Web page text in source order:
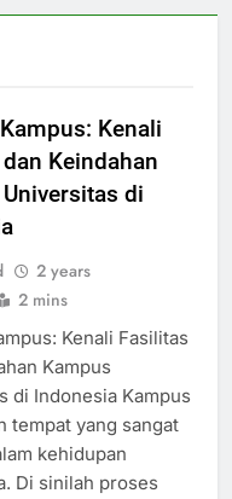
Kenali
Keindahan
di
2 years
2 mins
Kenali Fasilitas
Kampus
di Indonesia Kampus
tempat yang sangat
kehidupan
Di sinilah proses